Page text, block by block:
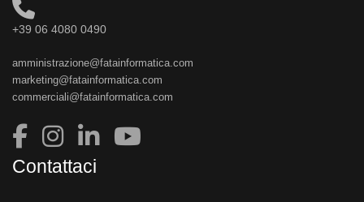
+39 06 4080 0490
amministrazione@fatainformatica.com
marketing@fatainformatica.com
commerciali@fatainformatica.com
Contattaci